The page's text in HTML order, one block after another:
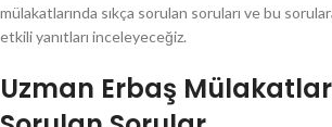
mülakatlarında sıkça sorulan soruları ve bu
etkili yanıtları inceleyeceğiz.
Uzman Erbaş